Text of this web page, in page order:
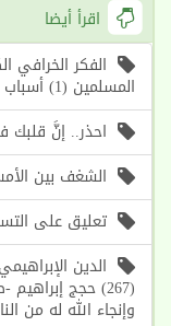
اقرأ أيضا
الفكر الخرافي
المسلمين (1) أسباب حرص الغرب على إحياء هذا الفكر (1)
احذر.. إنَّ قلبك
الشغف بين
تعليق على
الدين
(267) حجج
وإنجاء الله له من